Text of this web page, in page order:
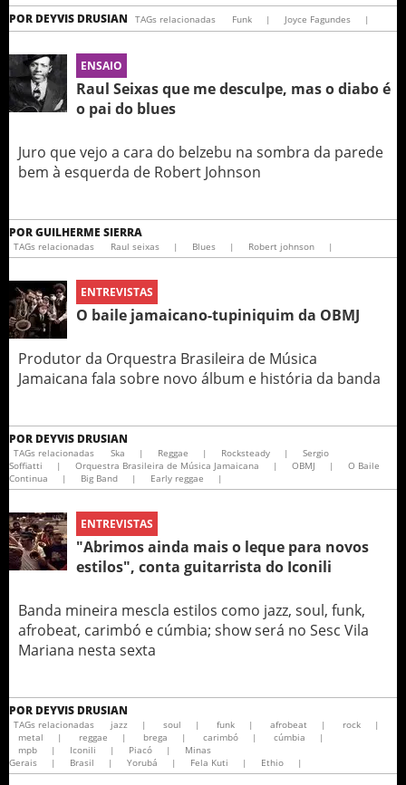
POR DEYVIS DRUSIAN TAGs relacionadas Funk | Joyce Fagundes |
ENSAIO
Raul Seixas que me desculpe, mas o diabo é
o pai do blues
Juro que vejo a cara do belzebu na sombra da parede
bem à esquerda de Robert Johnson
PORGUILHERME SIERRA
TAGs relacionadas Raul seixas | Blues | Robert johnson |
ENTREVISTAS
O baile jamaicano-tupiniquim da OBMJ
Produtor da Orquestra Brasileira de Música
Jamaicana fala sobre novo álbum e história da banda
POR DEYVIS DRUSIAN
TAGs relacionadas Ska | Reggae | Rocksteady |
Sergio
Soffiatti
| Orquestra Brasileira de Música Jamaicana | OBMJ |
O Baile
Continua
| Big Band | Early reggae |
ENTREVISTAS
"Abrimos ainda mais o leque para novos
estilos", conta guitarrista do Iconili
Banda mineira mescla estilos como jazz, soul, funk,
afrobeat, carimbó e cúmbia; show será no Sesc Vila
Mariana nesta sexta
POR DEYVIS DRUSIAN
TAGs relacionadas jazz | soul | funk | afrobeat | rock
|
metal
| reggae | brega | carimbó | cúmbia
|
mpb
| Iconili | Piacó |
Minas
Gerais
| Brasil | Yorubá | Fela Kuti | Ethio |